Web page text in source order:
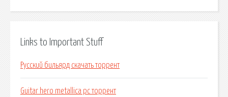
Links to Important Stuff
Русский бильярд скачать торрент
Guitar hero metallica pc торрент